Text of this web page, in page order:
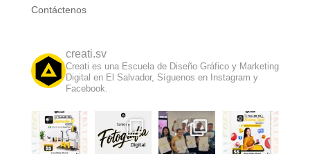
Contáctenos
creati.sv
Creati es una Escuela de Diseño Gráfico y Marketing
Digital en El Salvador, Síguenos en Instagram y
Facebook.